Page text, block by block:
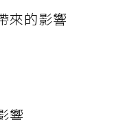
來的影響
響